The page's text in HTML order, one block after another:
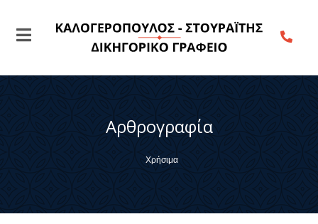
Αρθρογραφία
Χρήσιμα